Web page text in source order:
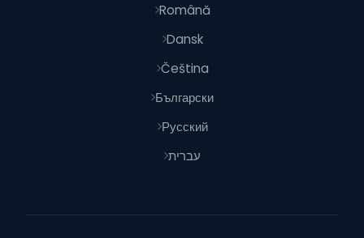
Română
Dansk
Čeština
Български
Русский
עברית